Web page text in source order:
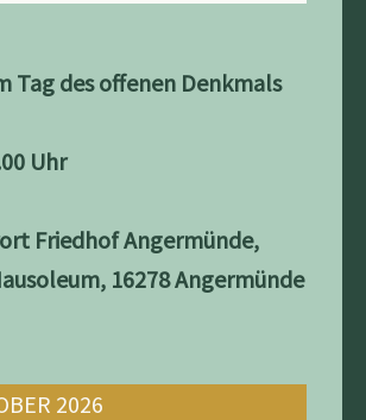
Tag des offenen Denkmals
Uhr
Friedhof Angermünde,
16278 Angermünde
2026